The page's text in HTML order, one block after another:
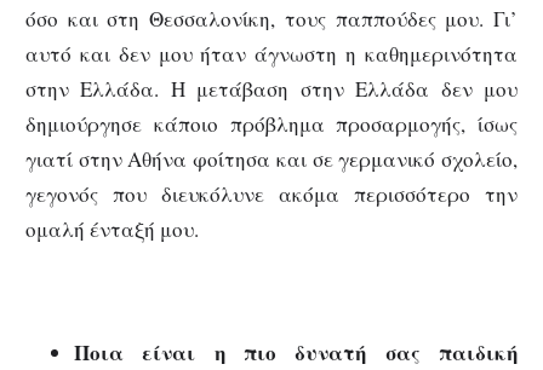
όσο και στη Θεσσαλονίκη, τους παππούδες μου. Γι’
αυτό και δεν μου ήταν άγνωστη η καθημερινότητα
στην Ελλάδα. Η μετάβαση στην Ελλάδα δεν μου
δημιούργησε κάποιο πρόβλημα προσαρμογής, ίσως
γιατί στην Αθήνα φοίτησα και σε γερμανικό σχολείο,
γεγονός που διευκόλυνε ακόμα περισσότερο την
ομαλή ένταξή μου.
Ποια είναι η πιο δυνατή σας παιδική